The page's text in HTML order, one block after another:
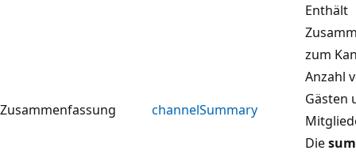
Zusammenfassung channelSummary
Enthält
zum
Anzahl
Gästen
Die